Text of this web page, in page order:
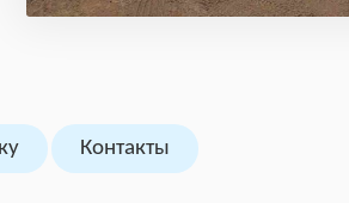
Контакты